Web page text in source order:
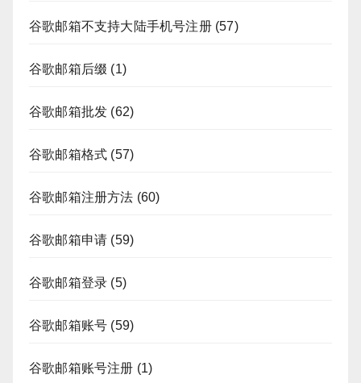
谷歌邮箱不支持大陆手机号注册(57)
谷歌邮箱后缀 (1)
谷歌邮箱批发 (62)
谷歌邮箱格式 (57)
谷歌邮箱注册方法 (60)
谷歌邮箱申请 (59)
谷歌邮箱登录 (5)
谷歌邮箱账号 (59)
谷歌邮箱账号注册 (1)